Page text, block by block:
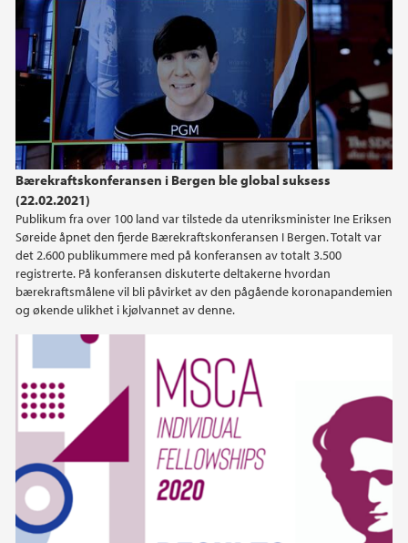
Bærekraftskonferansen i Bergen ble global suksess
(22.02.2021)
Publikum fra over 100 land var tilstede da utenriksminister Ine Eriksen
Søreide åpnet den fjerde Bærekraftskonferansen I Bergen. Totalt var
det 2.600 publikummere med på konferansen av totalt 3.500
registrerte. På konferansen diskuterte deltakerne hvordan
bærekraftsmålene vil bli påvirket av den pågående koronapandemien
og økende ulikhet i kjølvannet av denne.
2025
2024
2023
2022
2020
2019
2017
2016
2015